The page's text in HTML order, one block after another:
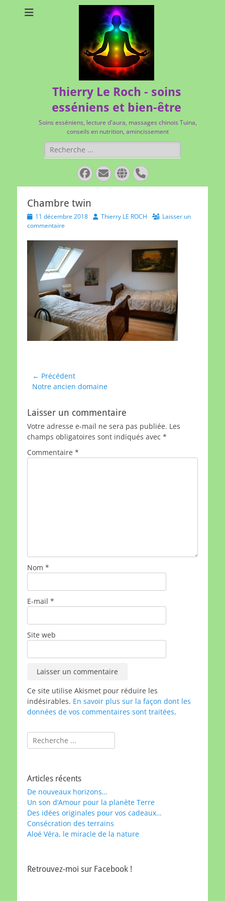
Thierry Le Roch - soins
esséniens et bien-être
Soins esséniens, lecture d'aura, massages chinois Tuina,
conseils en nutrition, amincissement
Rechercher :
Facebook
E-
mail
Site
web
Tél
Chambre twin
Posted
on
11 décembre 2018 Author
Thierry LE ROCH
Laisser un
commentaire
Navigation
de
← Précédent
Article
Notre ancien domaine
Laisser un commentaire
Votre adresse e-mail ne sera pas publiée. Les
champs obligatoires sont indiqués avec *
Commentaire *
Nom *
E-mail *
Site web
Ce site utilise Akismet pour réduire les
indésirables. En savoir plus sur la façon dont les
données de vos commentaires sont traitées.
Rechercher :
Articles récents
De nouveaux horizons…
Un son d’Amour pour la planète Terre
Des idées originales pour vos cadeaux…
Consécration des terrains
Aloé Véra, le miracle de la nature
Retrouvez-moi sur Facebook !